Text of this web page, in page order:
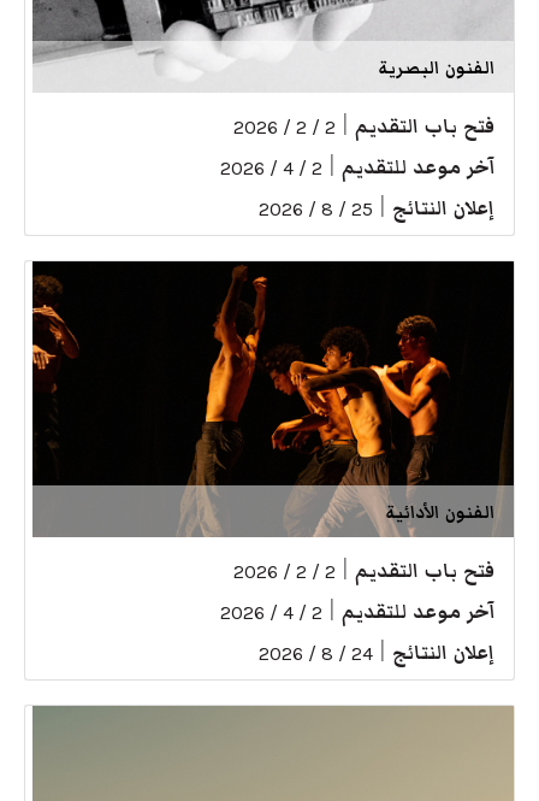
الفنون البصرية
فتح باب التقديم 2 / 2 / 2026
آخر موعد للتقديم 2 / 4 / 2026
إعلان النتائج 25 / 8 / 2026
الفنون الأدائية
فتح باب التقديم 2 / 2 / 2026
آخر موعد للتقديم 2 / 4 / 2026
إعلان النتائج 24 / 8 / 2026